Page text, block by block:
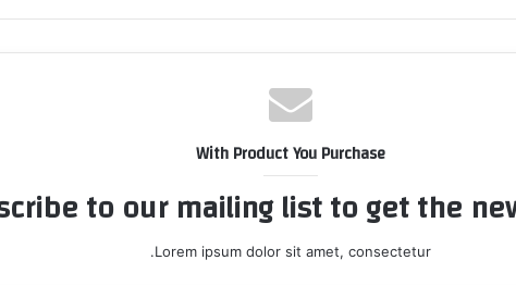
With Product You Purchase
to our mailing list to get the
Lorem ipsum dolor sit amet, consectetur.